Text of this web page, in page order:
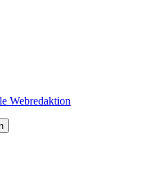
Webredaktion